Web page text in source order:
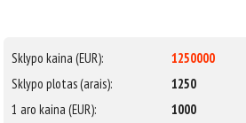
Sklypo kaina (EUR):
1250000
Sklypo plotas (arais):
1250
1 aro kaina (EUR):
1000